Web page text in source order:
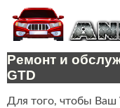
Ремонт и
GTD
Для того, чтобы Ваш